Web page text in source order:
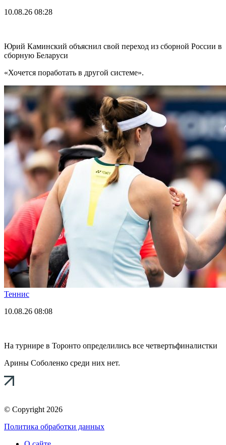
10.08.26 08:28
Юрий Каминский объяснил свой переход из сборной России в
сборную Беларуси
«Хочется поработать в другой системе».
Теннис
10.08.26 08:08
На турнире в Торонто определились все четвертьфиналистки
Арины Соболенко среди них нет.
© Copyright 2026
Политика обработки данных